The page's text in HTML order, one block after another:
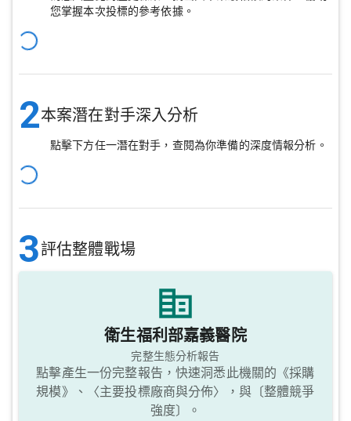
您掌握本次投標的參考依據。
2本案潛在對手深入分析
點擊下方任一潛在對手，查閱為你準備的深度情報分析。
3評估整體戰場
衛生福利部嘉義醫院
完整生態分析報告
點擊產生一份完整報告，快速洞悉此機關的《採購
規模》、〈主要投標廠商與分佈〉，與〔整體競爭
強度〕。